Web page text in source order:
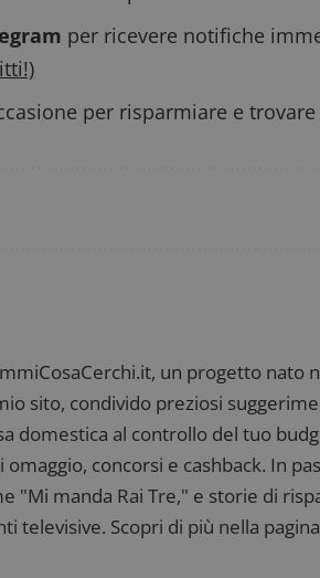
per ricevere notifiche
per risparmiare e
un progetto nato
sito, condivido preziosi
domestica al controllo del tuo
concorsi e cashback. In
"Mi manda Rai Tre," e storie di
televisive. Scopri di più nella
secondi
.dimmicosacerchi.it 1 anno